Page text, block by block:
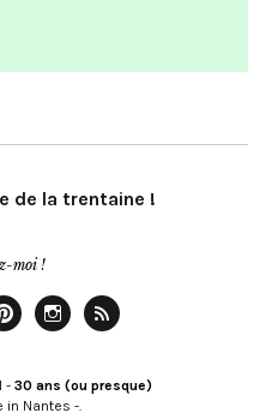
de la trentaine !
moi !
- 30 ans (ou presque)
in Nantes -